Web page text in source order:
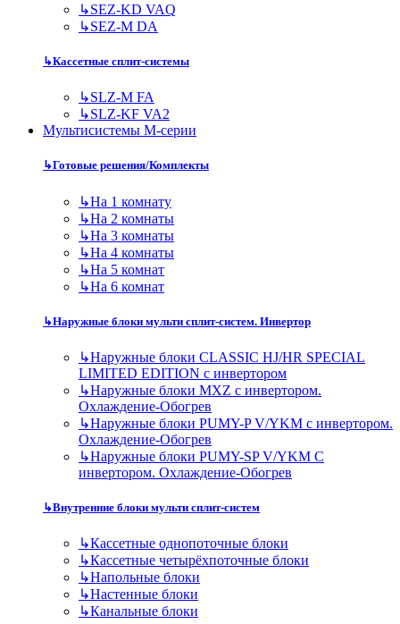
↳SEZ-KD VAQ
↳SEZ-M DA
↳Кассетные сплит-системы
↳SLZ-M FA
↳SLZ-KF VA2
Мультисистемы M-серии
↳Готовые решения/Комплекты
↳На 1 комнату
↳На 2 комнаты
↳На 3 комнаты
↳На 4 комнаты
↳На 5 комнат
↳На 6 комнат
↳Наружные блоки мульти сплит-систем. Инвертор
↳Наружные блоки CLASSIC HJ/HR SPECIAL
LIMITED EDITION с инвертором
↳Наружные блоки MXZ с инвертором.
Охлаждение-Обогрев
↳Наружные блоки PUMY-P V/YKM с инвертором.
Охлаждение-Обогрев
↳Наружные блоки PUMY-SP V/YKM С
инвертором. Охлаждение-Обогрев
↳Внутренние блоки мульти сплит-систем
↳Кассетные однопоточные блоки
↳Кассетные четырёхпоточные блоки
↳Напольные блоки
↳Настенные блоки
↳Канальные блоки